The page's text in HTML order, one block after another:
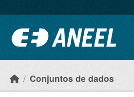
Conjuntos de dados